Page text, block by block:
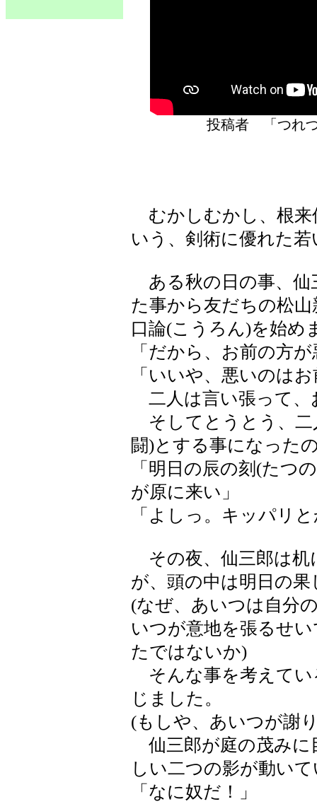
投稿者 「つ
むかしむかし、根来
いう、剣術に優れた
ある秋の日の事、仙
た事から友だちの松
口論(こうろん)を始め
「だから、お前の方
「いいや、悪いのは
二人は言い張って、
そしてとうとう、
闘)とする事になった
「明日の辰の刻(たつ
が原に来い」
「よしっ。キッパリ
その夜、仙三郎は机
が、頭の中は明日の
(なぜ、あいつは自分
いつが意地を張るせ
たではないか)
そんな事を考えてい
じました。
(もしや、あいつが謝
仙三郎が庭の茂みに
しい二つの影が動い
「なに奴だ！」